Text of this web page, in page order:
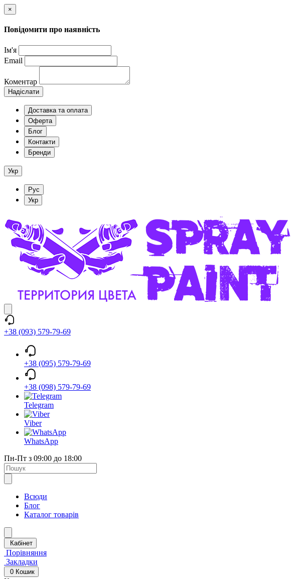
×
Повідомити про наявність
Ім'я
Email
Коментар
Надіслати
Доставка та оплата
Оферта
Блог
Контакти
Бренди
Укр
Рус
Укр
+38 (093) 579-79-69
+38 (095) 579-79-69
+38 (098) 579-79-69
Telegram
Viber
WhatsApp
Пн-Пт з 09:00 до 18:00
Всюди
Блог
Каталог товарів
Кабінет
Порівняння
Закладки
0 Кошик